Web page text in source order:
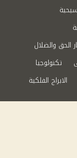
الحق والضلال
تكنولوجيا
الابراج الفلكية